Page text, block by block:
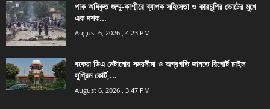
পাক অধিকৃত জম্মু-কাশ্মীরে ব্যাপক সহিংসতা ও কারচুপির ভোটের মুখে
এক দশক...
August 6, 2026 , 4:23 PM
বকেয়া ডিএ মেটানোর সময়সীমা ও অগ্রগতি জানতে রিপোর্ট চাইল
সুপ্রিম কোর্ট,...
August 6, 2026 , 3:47 PM